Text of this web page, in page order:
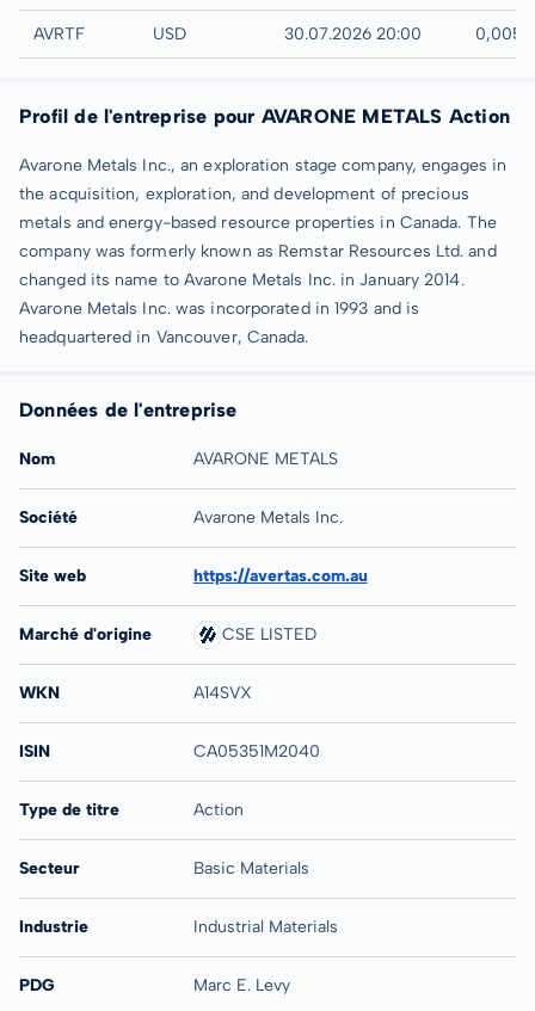
UTC
AVRTF USD 30.07.2026 20:00 0,005
Profil de l'entreprise pour AVARONE METALS Action
Avarone Metals Inc., an exploration stage company, engages in
the acquisition, exploration, and development of precious
metals and energy-based resource properties in Canada. The
company was formerly known as Remstar Resources Ltd. and
changed its name to Avarone Metals Inc. in January 2014.
Avarone Metals Inc. was incorporated in 1993 and is
headquartered in Vancouver, Canada.
Données de l'entreprise
Nom AVARONE METALS
Société Avarone Metals Inc.
Site web https://avertas.com.au
Marché d'origine CSE LISTED
WKN A14SVX
ISIN CA05351M2040
Type de titre Action
Secteur Basic Materials
Industrie Industrial Materials
PDG Marc E. Levy